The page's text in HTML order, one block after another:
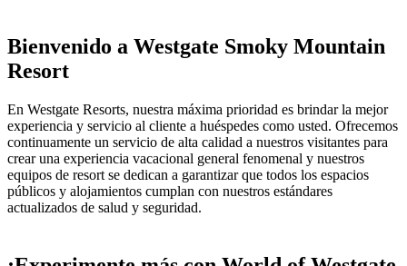
Bienvenido a Westgate Smoky Mountain
Resort
En Westgate Resorts, nuestra máxima prioridad es brindar la mejor
experiencia y servicio al cliente a huéspedes como usted. Ofrecemos
continuamente un servicio de alta calidad a nuestros visitantes para
crear una experiencia vacacional general fenomenal y nuestros
equipos de resort se dedican a garantizar que todos los espacios
públicos y alojamientos cumplan con nuestros estándares
actualizados de salud y seguridad.